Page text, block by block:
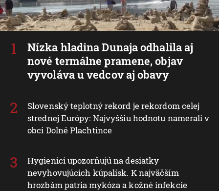
Nízka hladina Dunaja odhalila aj
nové termálne pramene, objav
vyvoláva u vedcov aj obavy
Slovenský teplotný rekord je rekordom celej
strednej Európy: Najvyššiu hodnotu namerali v
obci Dolné Plachtince
Hygienici upozorňujú na desiatky
nevyhovujúcich kúpalísk. K najväčším
hrozbám patria mykóza a kožné infekcie